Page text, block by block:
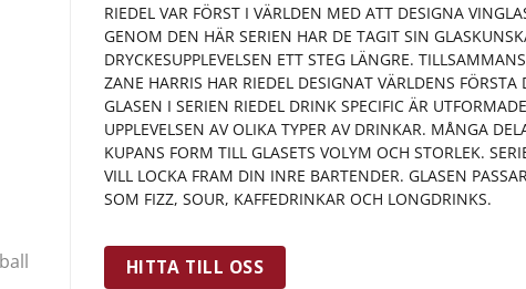
RIEDEL VAR FÖRST I VÄRLDEN MED ATT DESIGNA
GENOM DEN HÄR SERIEN HAR DE TAGIT SIN
DRYCKESUPPLEVELSEN ETT STEG LÄNGRE.
ZANE HARRIS HAR RIEDEL DESIGNAT VÄRLDENS FÖRSTA
GLASEN I SERIEN RIEDEL DRINK SPECIFIC ÄR
UPPLEVELSEN AV OLIKA TYPER AV DRINKAR. MÅNGA
KUPANS FORM TILL GLASETS VOLYM OCH STORLEK.
VILL LOCKA FRAM DIN INRE BARTENDER. GLASEN
SOM FIZZ, SOUR, KAFFEDRINKAR OCH LONGDRINKS.
HITTA TILL OSS